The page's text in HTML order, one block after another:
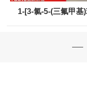
1-[3-氯-5-(三氟甲基